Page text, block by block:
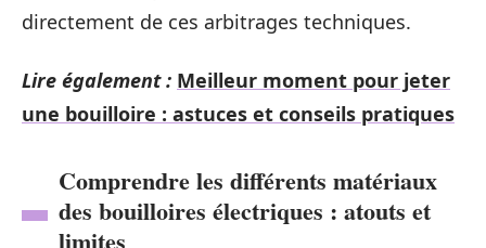
directement de ces arbitrages techniques.
Lire également : Meilleur moment pour jeter
une bouilloire : astuces et conseils pratiques
Comprendre les différents matériaux
des bouilloires électriques : atouts et
limites